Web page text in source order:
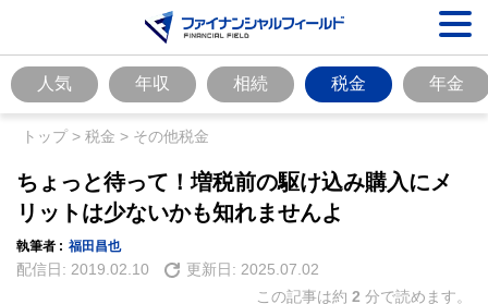
人気 年収 相続 税金 年金
トップ> 税金 > その他税金
ちょっと待って！増税前の駆け込み購入にメ
リットは少ないかも知れませんよ
執筆者 : 福田昌也
配信日: 2019.02.10 更新日: 2025.07.02
この記事は約 2 分で読めます。